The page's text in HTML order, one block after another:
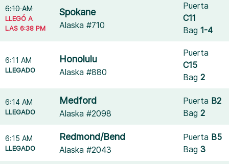
6:10 AM
LLEGÓ A
LAS 6:38 PM
Spokane
Alaska #710
Puerta
C11
Bag1-4
6:11 AM
LLEGADO
Honolulu
Alaska #880
Puerta
C15
Bag2
6:14 AM
LLEGADO
Medford
Alaska #2098
Puerta B2
Bag2
6:15 AM
LLEGADO
Redmond/Bend
Alaska #2043
Puerta B5
Bag3